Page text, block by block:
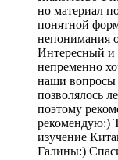
но материал
понятной
непонимания
Интересный и
непременно
наши вопросы
позволялось
поэтому
рекомендую:)
изучение
Галины:)